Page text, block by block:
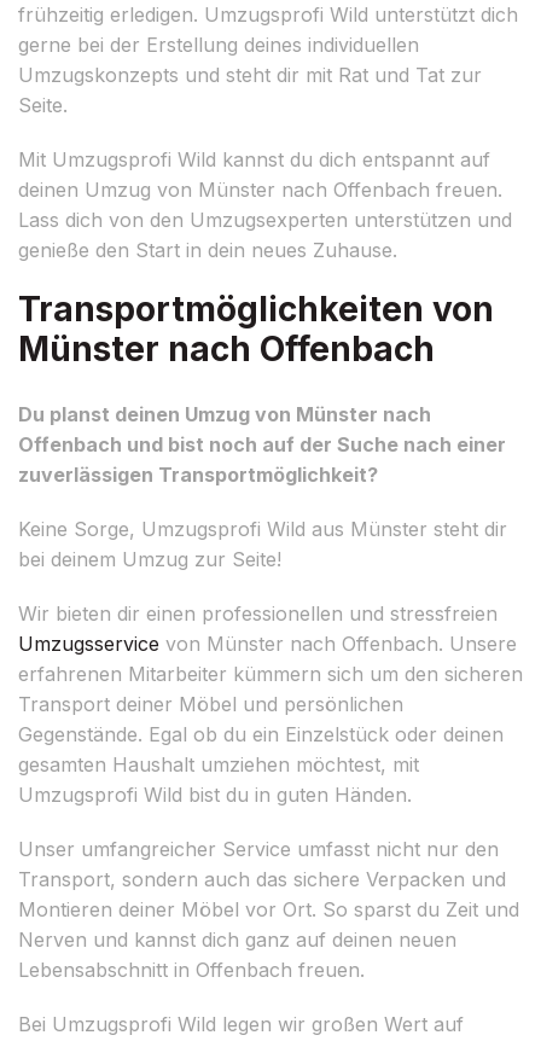
frühzeitig erledigen. Umzugsprofi Wild unterstützt dich
gerne bei der Erstellung deines individuellen
Umzugskonzepts und steht dir mit Rat und Tat zur
Seite.
Mit Umzugsprofi Wild kannst du dich entspannt auf
deinen Umzug von Münster nach Offenbach freuen.
Lass dich von den Umzugsexperten unterstützen und
genieße den Start in dein neues Zuhause.
Transportmöglichkeiten von
Münster nach Offenbach
Du planst deinen Umzug von Münster nach
Offenbach und bist noch auf der Suche nach einer
zuverlässigen Transportmöglichkeit?
Keine Sorge, Umzugsprofi Wild aus Münster steht dir
bei deinem Umzug zur Seite!
Wir bieten dir einen professionellen und stressfreien
Umzugsservice von Münster nach Offenbach. Unsere
erfahrenen Mitarbeiter kümmern sich um den sicheren
Transport deiner Möbel und persönlichen
Gegenstände. Egal ob du ein Einzelstück oder deinen
gesamten Haushalt umziehen möchtest, mit
Umzugsprofi Wild bist du in guten Händen.
Unser umfangreicher Service umfasst nicht nur den
Transport, sondern auch das sichere Verpacken und
Montieren deiner Möbel vor Ort. So sparst du Zeit und
Nerven und kannst dich ganz auf deinen neuen
Lebensabschnitt in Offenbach freuen.
Bei Umzugsprofi Wild legen wir großen Wert auf